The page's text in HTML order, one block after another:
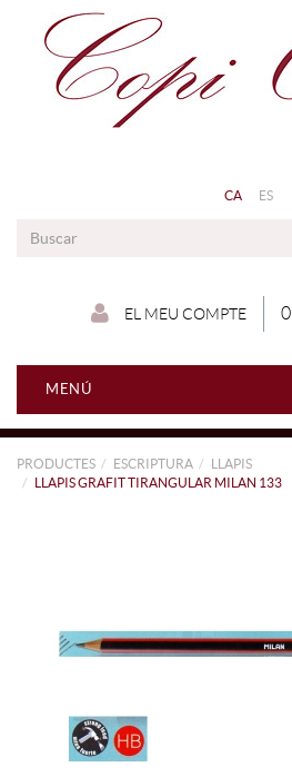
CA ES
0
EL MEU COMPTE
MENÚ
PRODUCTES ESCRIPTURA
LLAPIS
LLAPIS GRAFIT TIRANGULAR MILAN 133